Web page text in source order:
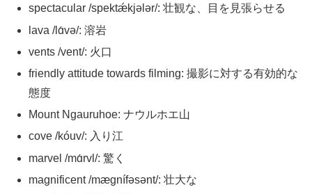
spectacular /spektǽkjələr/: 壮観な、目を見張らせる
lava /lɑ́və/: 溶岩
vents /vent/: 火口
friendly attitude towards filming: 撮影に対する有効的な
態度
Mount Ngauruhoe: ナウルホエ山
cove /kóuv/: 入り江
marvel /mɑ́rvl/: 驚く
magnificent /mægnífəsənt/: 壮大な